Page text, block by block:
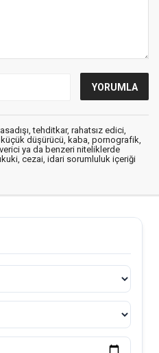
tehditkar, rahatsız edici,
küçük düşürücü, kaba, pornografik,
ya da benzeri niteliklerde
cezai, idari sorumluluk içeriği